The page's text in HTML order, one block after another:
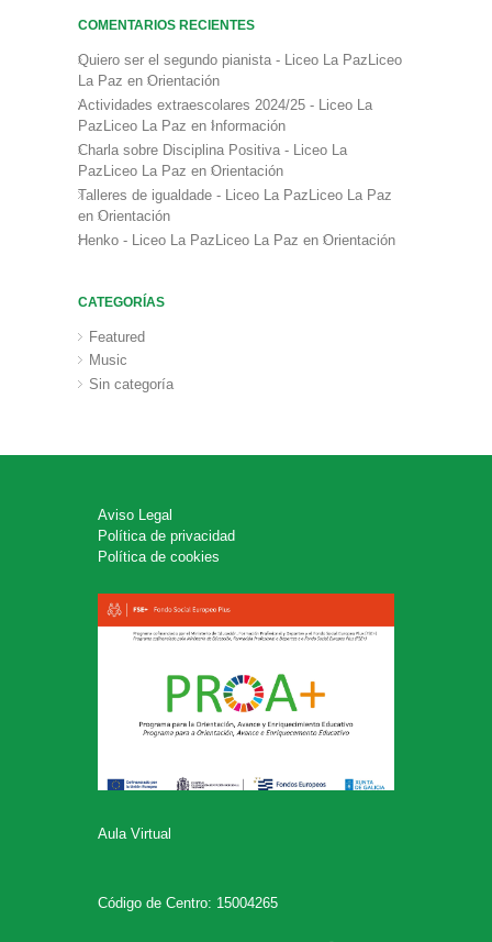
COMENTARIOS RECIENTES
Quiero ser el segundo pianista - Liceo La PazLiceo
La Paz enOrientación
Actividades extraescolares 2024/25 - Liceo La
PazLiceo La Paz enInformación
Charla sobre Disciplina Positiva - Liceo La
PazLiceo La Paz enOrientación
Talleres de igualdade - Liceo La PazLiceo La Paz
enOrientación
Henko - Liceo La PazLiceo La Paz enOrientación
CATEGORÍAS
Featured
Music
Sin categoría
Aviso Legal
Política de privacidad
Política de cookies
Aula Virtual
Código de Centro: 15004265